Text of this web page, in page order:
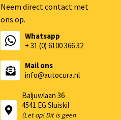
Neem direct contact met
ons op.
Whatsapp
+ 31 (0) 6100 366 32
Mail ons
info@autocura.nl
Baljuwlaan 36
4541 EG Sluiskil
(Let op! Dit is geen